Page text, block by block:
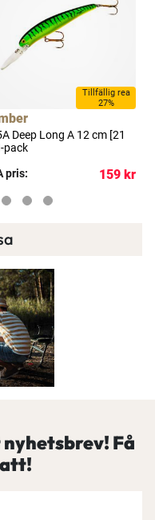
Tillfällig rea
27%
Deep Long A 12 cm [21
pack
pris:
159 kr
Få